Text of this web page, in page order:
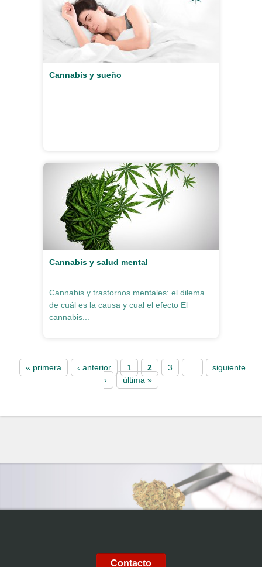
Cannabis y sueño
Cannabis y salud mental
Cannabis y trastornos mentales: el dilema
de cuál es la causa y cual el efecto El
cannabis...
Pages
« primera ‹ anterior 1 2 3
siguiente
›
última »
Contacto